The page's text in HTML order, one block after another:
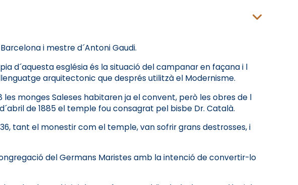
i mestre d´Antoni Gaudi.
d´aquesta església és la situació del campanar en façana i l
arquitectonic que després utilitzà el Modernisme.
les monges Saleses habitaren ja el convent, però les obres de l
de 1885 el temple fou consagrat pel bisbe Dr. Català.
tant el monestir com el temple, van sofrir grans destrosses, i
del Germans Maristes amb la intenció de convertir-lo